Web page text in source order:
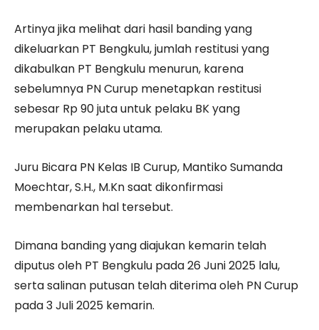
Artinya jika melihat dari hasil banding yang
dikeluarkan PT Bengkulu, jumlah restitusi yang
dikabulkan PT Bengkulu menurun, karena
sebelumnya PN Curup menetapkan restitusi
sebesar Rp 90 juta untuk pelaku BK yang
merupakan pelaku utama.
Juru Bicara PN Kelas IB Curup, Mantiko Sumanda
Moechtar, S.H., M.Kn saat dikonfirmasi
membenarkan hal tersebut.
Dimana banding yang diajukan kemarin telah
diputus oleh PT Bengkulu pada 26 Juni 2025 lalu,
serta salinan putusan telah diterima oleh PN Curup
pada 3 Juli 2025 kemarin.